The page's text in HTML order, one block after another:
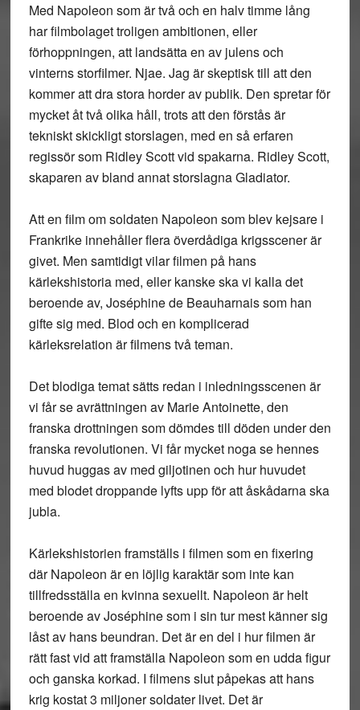
Med Napoleon som är två och en halv timme lång
har filmbolaget troligen ambitionen, eller
förhoppningen, att landsätta en av julens och
vinterns storfilmer. Njae. Jag är skeptisk till att den
kommer att dra stora horder av publik. Den spretar för
mycket åt två olika håll, trots att den förstås är
tekniskt skickligt storslagen, med en så erfaren
regissör som Ridley Scott vid spakarna. Ridley Scott,
skaparen av bland annat storslagna Gladiator.
Att en film om soldaten Napoleon som blev kejsare i
Frankrike innehåller flera överdådiga krigsscener är
givet. Men samtidigt vilar filmen på hans
kärlekshistoria med, eller kanske ska vi kalla det
beroende av, Joséphine de Beauharnais som han
gifte sig med. Blod och en komplicerad
kärleksrelation är filmens två teman.
Det blodiga temat sätts redan i inledningsscenen är
vi får se avrättningen av Marie Antoinette, den
franska drottningen som dömdes till döden under den
franska revolutionen. Vi får mycket noga se hennes
huvud huggas av med giljotinen och hur huvudet
med blodet droppande lyfts upp för att åskådarna ska
jubla.
Kärlekshistorien framställs i filmen som en fixering
där Napoleon är en löjlig karaktär som inte kan
tillfredsställa en kvinna sexuellt. Napoleon är helt
beroende av Joséphine som i sin tur mest känner sig
låst av hans beundran. Det är en del i hur filmen är
rätt fast vid att framställa Napoleon som en udda figur
och ganska korkad. I filmens slut påpekas att hans
krig kostat 3 miljoner soldater livet. Det är